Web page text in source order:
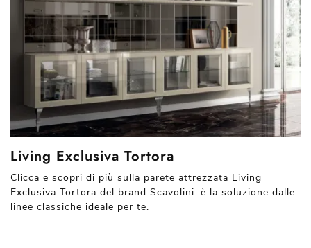
Living Exclusiva Tortora
Clicca e scopri di più sulla parete attrezzata Living
Exclusiva Tortora del brand Scavolini: è la soluzione dalle
linee classiche ideale per te.